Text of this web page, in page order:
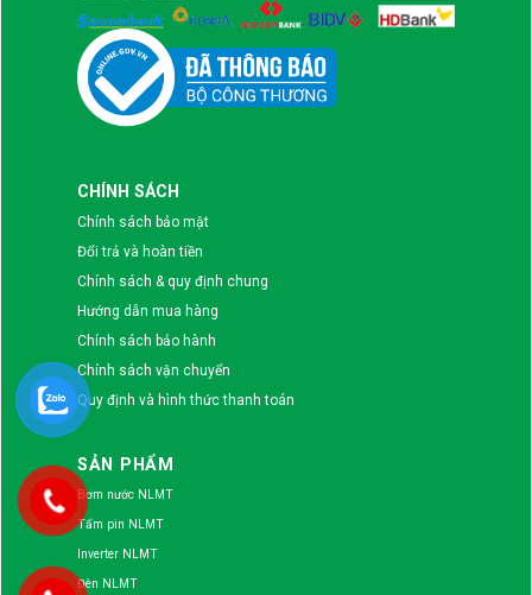
CHÍNH SÁCH
Chính sách bảo mật
Đổi trả và hoàn tiền
Chính sách & quy định chung
Hướng dẫn mua hàng
Chính sách bảo hành
Chính sách vận chuyển
Quy định và hình thức thanh toán
SẢN PHẨM
Bơm nước NLMT
Tấm pin NLMT
Inverter NLMT
Đèn NLMT